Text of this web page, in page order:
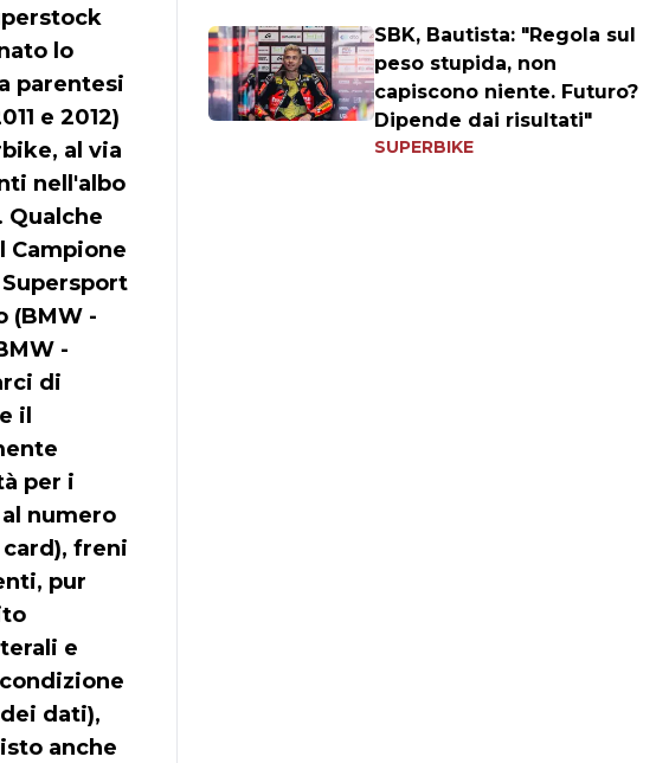
lo
parentesi
e 2012)
al via
nell'albo
Campione
Supersport
(BMW -
-
di
il
per i
numero
freni
pur
e
dati),
anche
SBK, Bautista: "Regola sul
peso stupida, non
capiscono niente. Futuro?
Dipende dai risultati"
SUPERBIKE